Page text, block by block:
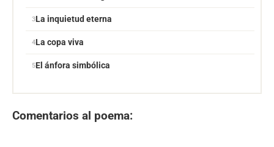
La inquietud eterna
La copa viva
El ánfora simbólica
Comentarios al poema: